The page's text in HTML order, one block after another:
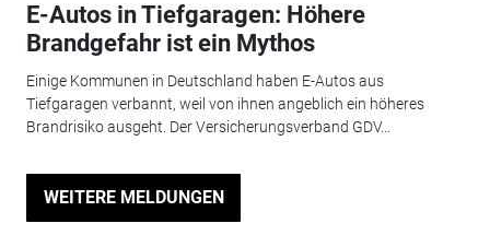
E-Autos in Tiefgaragen: Höhere
Brandgefahr ist ein Mythos
Einige Kommunen in Deutschland haben E-Autos aus
Tiefgaragen verbannt, weil von ihnen angeblich ein höheres
Brandrisiko ausgeht. Der Versicherungsverband GDV...
WEITERE MELDUNGEN